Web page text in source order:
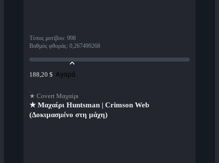
Τύπος μοτίβου: 998
Βαθμός φθοράς: 0,267499268
188,20 $ Αγορά
★ Covert Μαχαίρι
★ Μαχαίρι Huntsman | Crimson Web
(Δοκιμασμένο στη μάχη)